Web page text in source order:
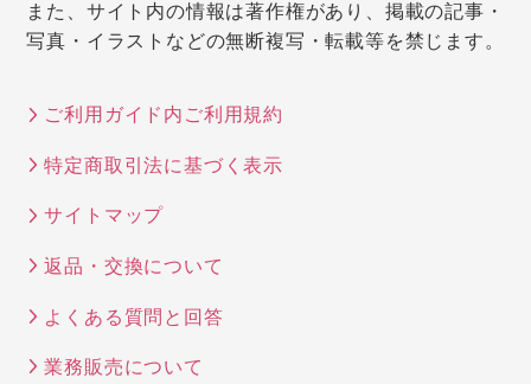
また、サイト内の情報は著作権があり、掲載の記事・
写真・イラストなどの無断複写・転載等を禁じます。
ご利用ガイド内ご利用規約
特定商取引法に基づく表示
サイトマップ
返品・交換について
よくある質問と回答
業務販売について